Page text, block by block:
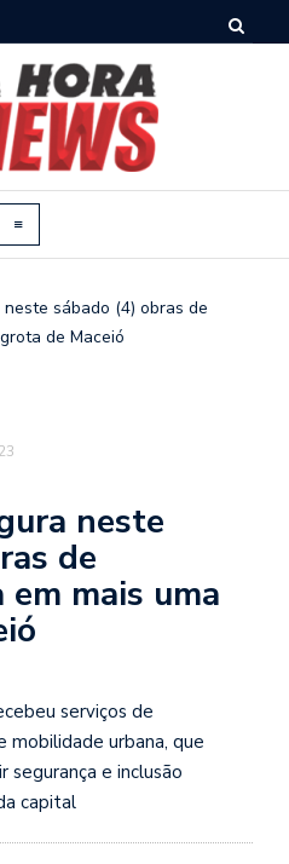
sábado (4) obras de
de Maceió
neste
de
mais uma
serviços de
mobilidade urbana, que
segurança e inclusão
capital